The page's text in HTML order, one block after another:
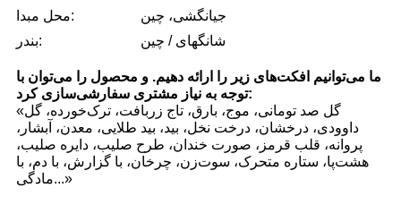
محل مبدا:
جیانگشی، چین
بندر:
شانگهای / چین
ما می‌توانیم افکت‌های زیر را ارائه دهیم. و محصول را می‌توان با
توجه به نیاز مشتری سفارشی‌سازی کرد:
«گل صد تومانی، موج، بارق، تاج زربافت، ترک‌خورده، گل
داوودی، درخشان، درخت نخل، بید، بید طلایی، معدن، آبشار،
پروانه، قلب قرمز، صورت خندان، طرح صلیب، دایره صلیب،
هشت‌پا، ستاره متحرک، سوت‌زن، چرخان، با گزارش، با دم، با
مادگی...»